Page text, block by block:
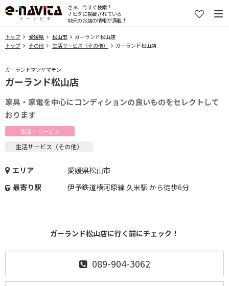
さぁ、今すぐ検索！
ナビタに掲載されている
地元のお店の情報が満載！
トップ 愛媛県 松山市
ガーランド松山店
トップ
その他 生活サービス（その他） ガーランド松山店
ガーランドマツヤマテン
ガーランド松山店
家具・家電を中心にコンディションの良いものをセレクトして
おります
生活・サービス
生活サービス（その他）
エリア
愛媛県松山市
最寄り駅
伊予鉄道横河原線 久米駅 から徒歩6分
ガーランド松山店に行く前にチェック！
089-904-3062